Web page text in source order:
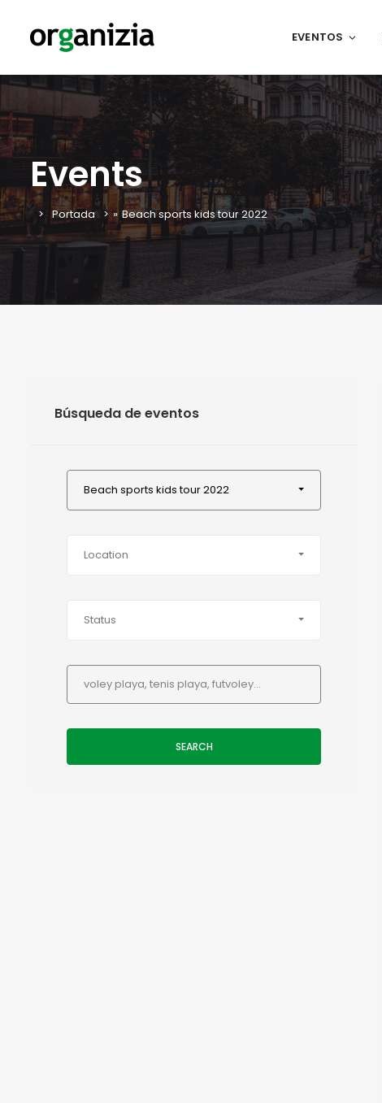
EVENTOS
Events
Portada » Beach sports kids tour 2022
Búsqueda de eventos
Beach sports kids tour 2022
Location
Status
SEARCH